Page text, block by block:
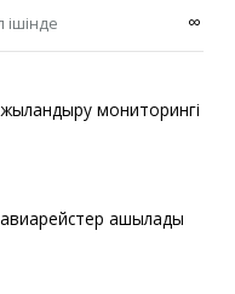
ішінде ∞
мониторингі
авиарейстер ашылады